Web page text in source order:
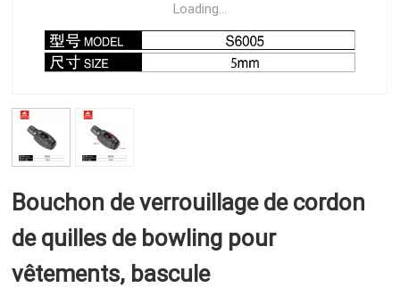
Loading...
Bouchon de verrouillage de cordon
de quilles de bowling pour
vêtements, bascule